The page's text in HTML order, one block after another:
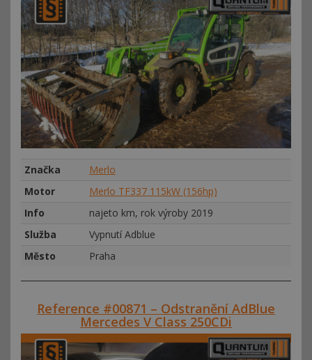
Značka
Merlo
Motor
Merlo TF337 115kW (156hp)
Info
najeto km, rok výroby 2019
Služba
Vypnutí Adblue
Město
Praha
Reference #00871 – Odstranění AdBlue
Mercedes V Class 250CDi